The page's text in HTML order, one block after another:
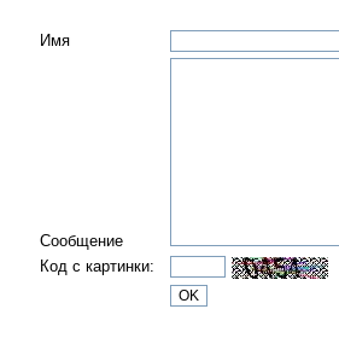
Имя
Сообщение
Код с картинки: